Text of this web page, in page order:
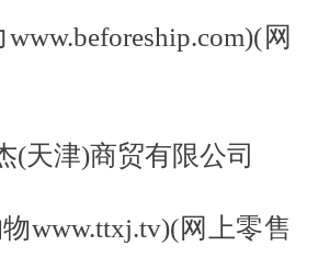
网
津)商贸有限公司
网上零售